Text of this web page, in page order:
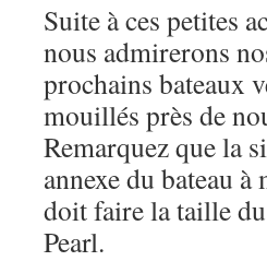
Suite à ces petites
nous admirerons
prochains bateaux
mouillés près de
Remarquez que la
annexe du bateau à
doit faire la taille
Pearl.